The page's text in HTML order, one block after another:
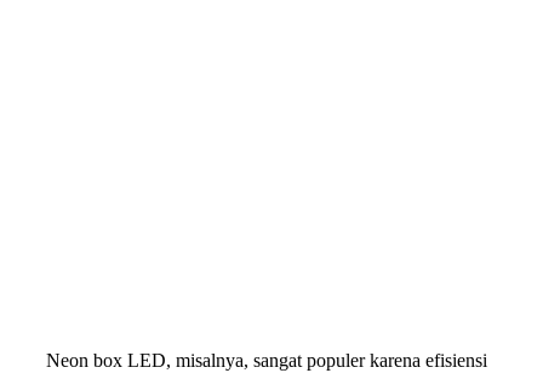
Neon box LED, misalnya, sangat populer karena efisiensi